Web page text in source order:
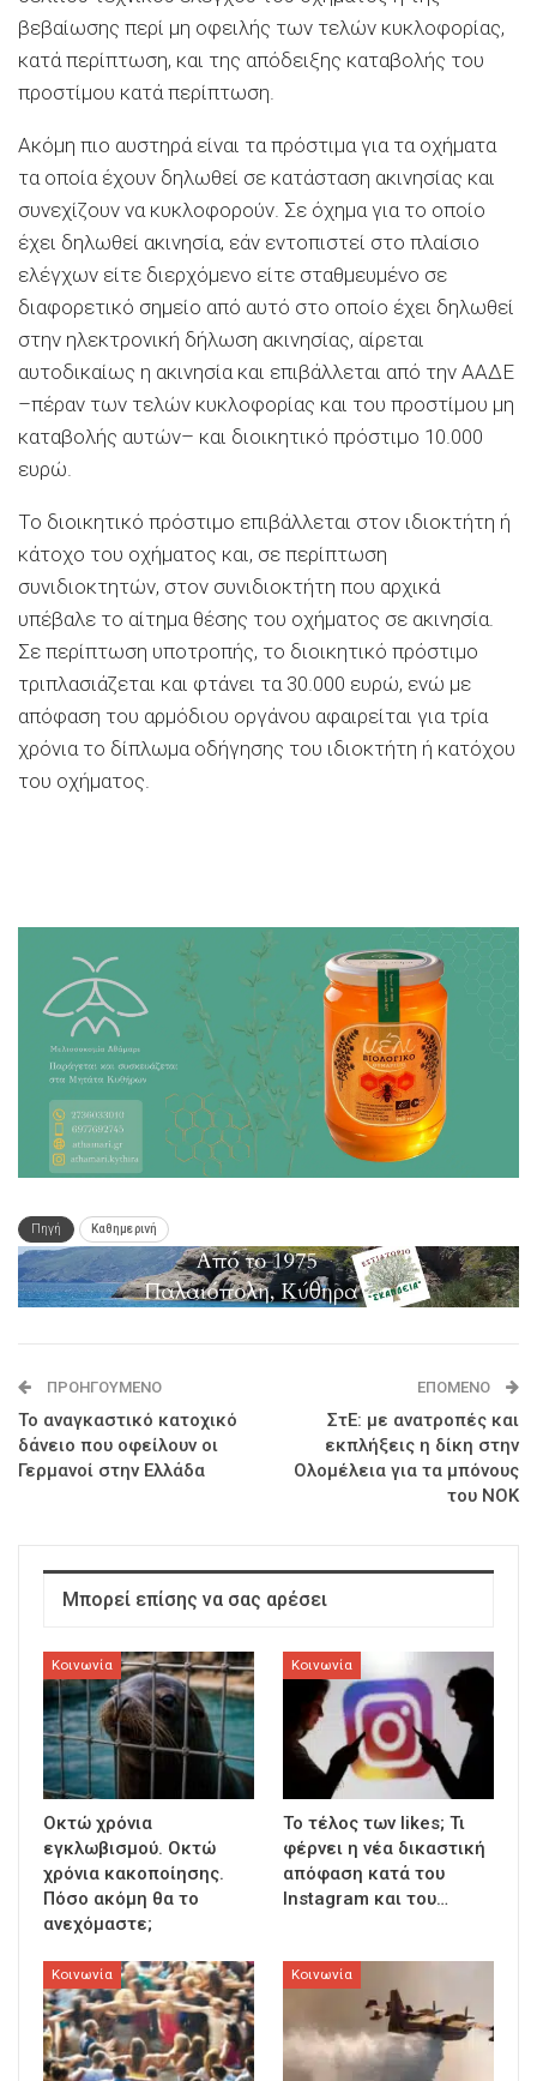
βεβαίωσης περί μη οφειλής των τελών κυκλοφορίας,
κατά περίπτωση, και της απόδειξης καταβολής του
προστίμου κατά περίπτωση.
Ακόμη πιο αυστηρά είναι τα πρόστιμα για τα οχήματα
τα οποία έχουν δηλωθεί σε κατάσταση ακινησίας και
συνεχίζουν να κυκλοφορούν. Σε όχημα για το οποίο
έχει δηλωθεί ακινησία, εάν εντοπιστεί στο πλαίσιο
ελέγχων είτε διερχόμενο είτε σταθμευμένο σε
διαφορετικό σημείο από αυτό στο οποίο έχει δηλωθεί
στην ηλεκτρονική δήλωση ακινησίας, αίρεται
αυτοδικαίως η ακινησία και επιβάλλεται από την ΑΑΔΕ
–πέραν των τελών κυκλοφορίας και του προστίμου μη
καταβολής αυτών– και διοικητικό πρόστιμο 10.000
ευρώ.
Το διοικητικό πρόστιμο επιβάλλεται στον ιδιοκτήτη ή
κάτοχο του οχήματος και, σε περίπτωση
συνιδιοκτητών, στον συνιδιοκτήτη που αρχικά
υπέβαλε το αίτημα θέσης του οχήματος σε ακινησία.
Σε περίπτωση υποτροπής, το διοικητικό πρόστιμο
τριπλασιάζεται και φτάνει τα 30.000 ευρώ, ενώ με
απόφαση του αρμόδιου οργάνου αφαιρείται για τρία
χρόνια το δίπλωμα οδήγησης του ιδιοκτήτη ή κατόχου
του οχήματος.
Πηγή Καθημερινή
ΠΡΟΗΓΟΎΜΕΝΟ
Το αναγκαστικό κατοχικό
δάνειο που οφείλουν οι
Γερμανοί στην Ελλάδα
ΕΠΌΜΕΝΟ
ΣτΕ: με ανατροπές και
εκπλήξεις η δίκη στην
Ολομέλεια για τα μπόνους
του ΝΟΚ
Μπορεί επίσης να σας αρέσει
Κοινωνία
Οκτώ χρόνια
εγκλωβισμού. Οκτώ
χρόνια κακοποίησης.
Πόσο ακόμη θα το
ανεχόμαστε;
Κοινωνία
To τέλος των likes; Τι
φέρνει η νέα δικαστική
απόφαση κατά του
Instagram και του…
Κοινωνία Κοινωνία